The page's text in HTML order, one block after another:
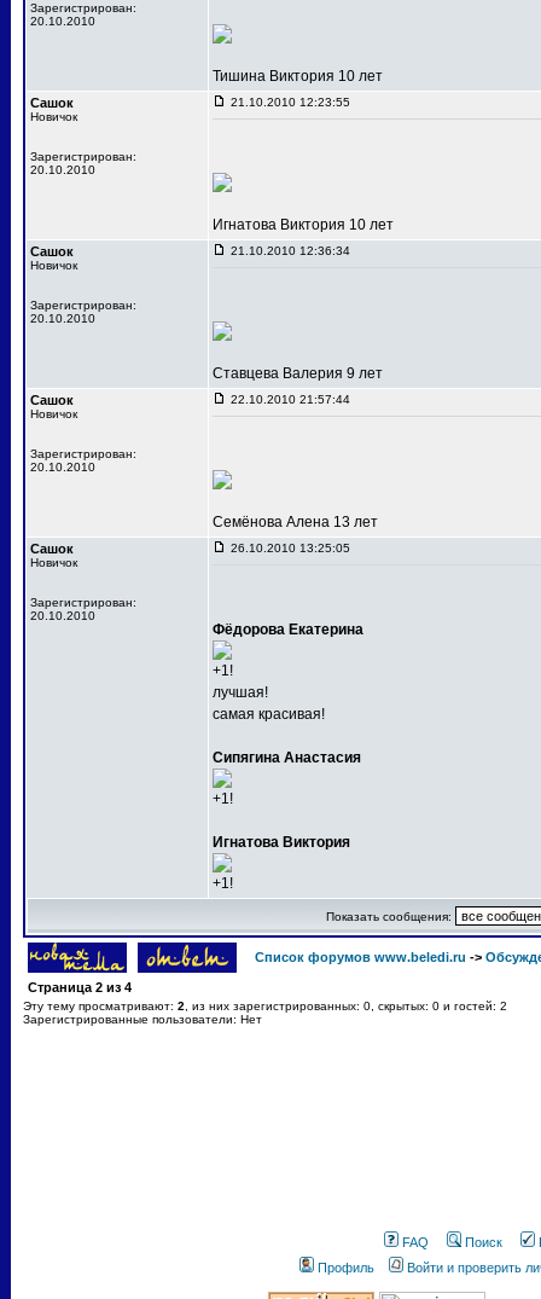
Зарегистрирован:
20.10.2010
Тишина Виктория 10 лет
Сашок
Новичок
Зарегистрирован:
20.10.2010
21.10.2010 12:23:55
Игнатова Виктория 10 лет
Сашок
Новичок
Зарегистрирован:
20.10.2010
21.10.2010 12:36:34
Ставцева Валерия 9 лет
Сашок
Новичок
Зарегистрирован:
20.10.2010
22.10.2010 21:57:44
Семёнова Алена 13 лет
Сашок
Новичок
Зарегистрирован:
20.10.2010
26.10.2010 13:25:05
Фёдорова Екатерина
+1!
лучшая!
самая красивая!
Сипягина Анастасия
+1!
Игнатова Виктория
+1!
Показать сообщения:
Список форумов www.beledi.ru ->
Страница 2 из 4
Эту тему просматривают: 2 , из них зарегистрированных: 0, скрытых: 0 и гостей: 2
Зарегистрированные пользователи: Нет
FAQ Поиск
Профиль
Войти и проверить